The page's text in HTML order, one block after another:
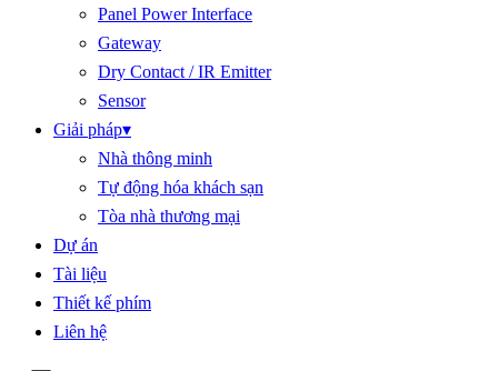
Panel Power Interface
Gateway
Dry Contact / IR Emitter
Sensor
Giải pháp▾
Nhà thông minh
Tự động hóa khách sạn
Tòa nhà thương mại
Dự án
Tài liệu
Thiết kế phím
Liên hệ